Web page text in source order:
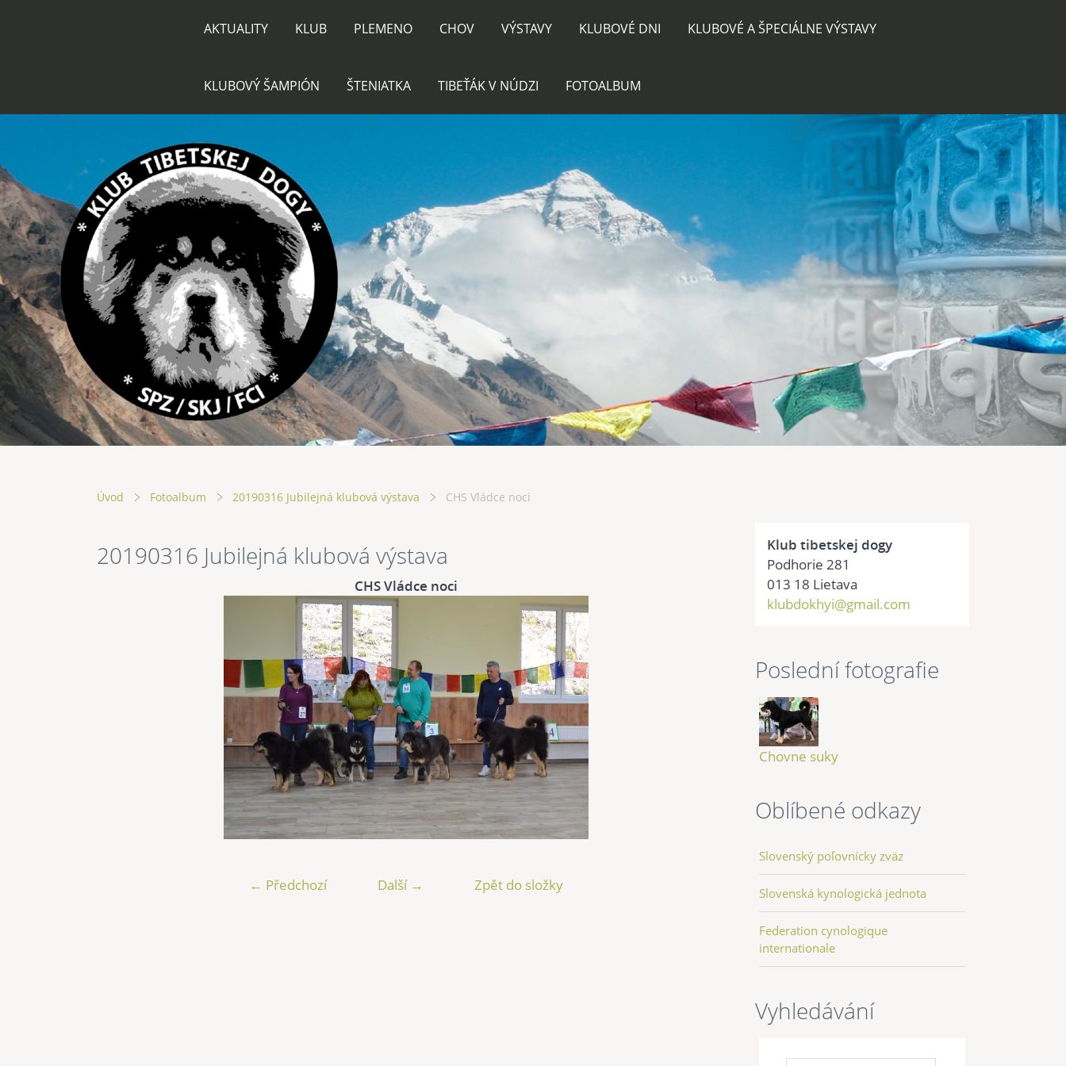
AKTUALITY KLUB PLEMENO CHOV VÝSTAVY KLUBOVÉ DNI KLUBOVÉ A ŠPECIÁLNE VÝSTAVY
KLUBOVÝ ŠAMPIÓN ŠTENIATKA TIBEŤÁK V NÚDZI FOTOALBUM
Úvod Fotoalbum 20190316 Jubilejná klubová výstava CHS Vládce noci
20190316 Jubilejná klubová výstava
CHS Vládce noci
← Předchozí Další → Zpět do složky
Klub tibetskej dogy
Podhorie 281
013 18 Lietava
klubdokhyi@gmail.com
Poslední fotografie
Chovne suky
Oblíbené odkazy
Slovenský poľovnícky zväz
Slovenská kynologická jednota
Federation cynologique
internationale
Vyhledávání